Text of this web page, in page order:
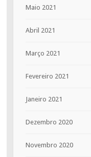
Maio 2021
Abril 2021
Março 2021
Fevereiro 2021
Janeiro 2021
Dezembro 2020
Novembro 2020